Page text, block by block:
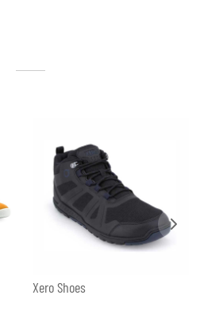
Xero Shoes